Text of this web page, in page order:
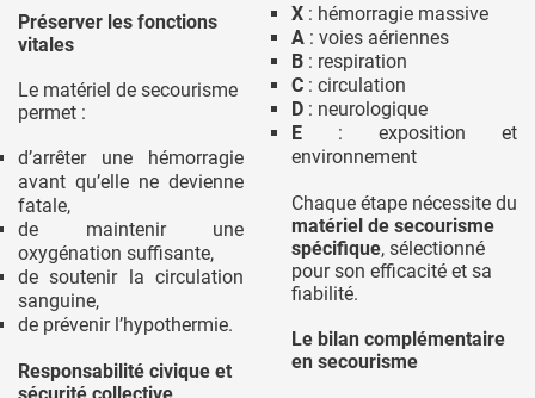
Préserver les fonctions
vitales
Le matériel de secourisme
permet :
d’arrêter une hémorragie
avant qu’elle ne devienne
fatale,
de maintenir une
oxygénation suffisante,
de soutenir la circulation
sanguine,
de prévenir l’hypothermie.
Responsabilité civique et
X : hémorragie massive
A : voies aériennes
B : respiration
C : circulation
D : neurologique
E : exposition et
environnement
Chaque étape nécessite du
matériel de secourisme
spécifique, sélectionné
pour son efficacité et sa
fiabilité.
Le bilan complémentaire
en secourisme